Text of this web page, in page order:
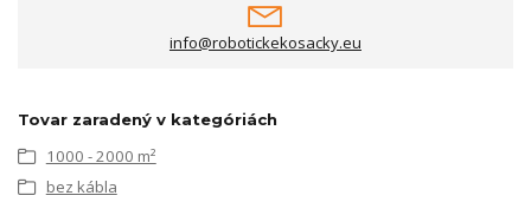
info@robotickekosacky.eu
Tovar zaradený v kategóriách
1000 - 2000 m²
bez kábla